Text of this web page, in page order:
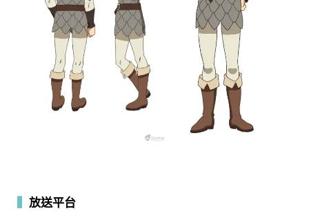
放送平台